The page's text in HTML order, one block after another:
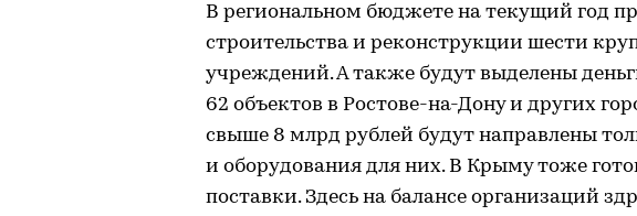
В региональном бюджете на текущий год
строительства и реконструкции шести
учреждений. А также будут выделены
62 объектов в Ростове-на-Дону и других
свыше 8 млрд рублей будут направлены
и оборудования для них. В Крыму тоже
поставки. Здесь на балансе организаций